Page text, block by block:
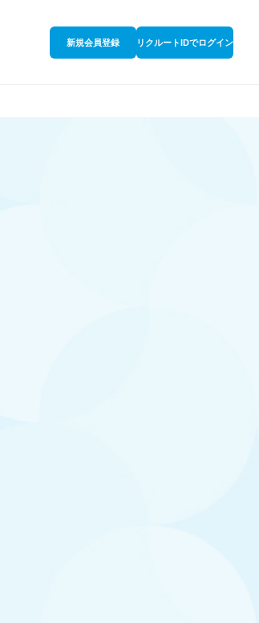
新規会員登録 リクルートIDでログイン